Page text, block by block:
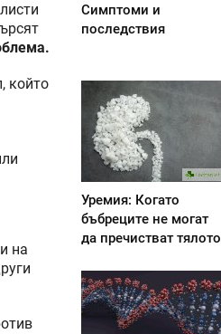
който
на
Симптоми и
последствия
Уремия: Когато
бъбреците не могат
да пречистват тялото